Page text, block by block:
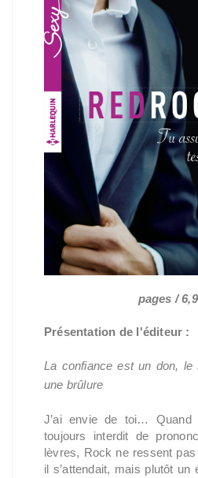
pages /
Présentation de l'éditeur :
La confiance est un don, le
une brûlure
J’ai envie de toi… Quand
toujours interdit de
lèvres, Rock ne ressent
il s’attendait, mais plutôt un